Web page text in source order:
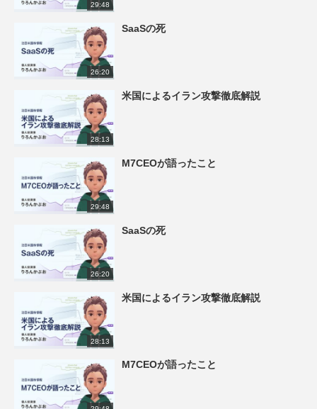
29:48
26:20
SaaSの死
28:13
米国によるイラン攻撃徹底解説
29:48
M7CEOが語ったこと
26:20
SaaSの死
28:13
米国によるイラン攻撃徹底解説
M7CEOが語ったこと